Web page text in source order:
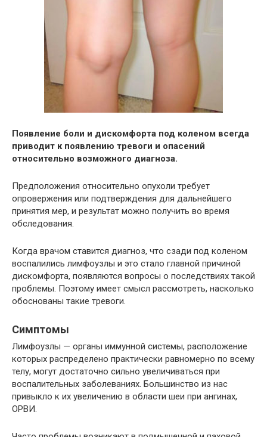
Появление боли и дискомфорта под коленом всегда
приводит к появлению тревоги и опасений
относительно возможного диагноза.
Предположения относительно опухоли требует
опровержения или подтверждения для дальнейшего
принятия мер, и результат можно получить во время
обследования.
Когда врачом ставится диагноз, что сзади под коленом
воспалились лимфоузлы и это стало главной причиной
дискомфорта, появляются вопросы о последствиях такой
проблемы. Поэтому имеет смысл рассмотреть, насколько
обоснованы такие тревоги.
Симптомы
Лимфоузлы — органы иммунной системы, расположение
которых распределено практически равномерно по всему
телу, могут достаточно сильно увеличиваться при
воспалительных заболеваниях. Большинство из нас
привыкло к их увеличению в области шеи при ангинах,
ОРВИ.